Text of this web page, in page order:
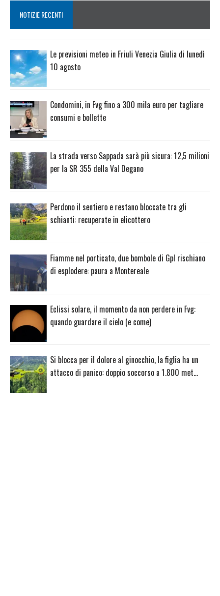
NOTIZIE RECENTI
Le previsioni meteo in Friuli Venezia Giulia di lunedì
10 agosto
Condomini, in Fvg fino a 300 mila euro per tagliare
consumi e bollette
La strada verso Sappada sarà più sicura: 12,5 milioni
per la SR 355 della Val Degano
Perdono il sentiero e restano bloccate tra gli
schianti: recuperate in elicottero
Fiamme nel porticato, due bombole di Gpl rischiano
di esplodere: paura a Montereale
Eclissi solare, il momento da non perdere in Fvg:
quando guardare il cielo (e come)
Si blocca per il dolore al ginocchio, la figlia ha un
attacco di panico: doppio soccorso a 1.800 met…